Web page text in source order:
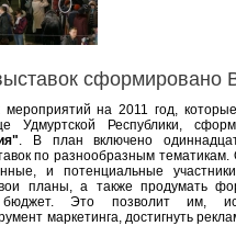
сформировано
на 2011 год,
Удмуртской Республики,
. В план включено
по разнообразным
и потенциальные
планы, а также продумать
бюджет. Это позволит им,
маркетинга, достигнуть